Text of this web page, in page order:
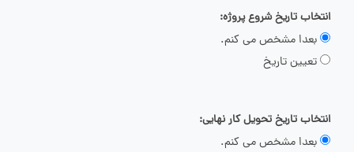
انتخاب تاریخ شروع پروژه:
بعدا مشخص می کنم.
تعیین تاریخ
انتخاب تاریخ تحویل کار نهایی:
بعدا مشخص می کنم.